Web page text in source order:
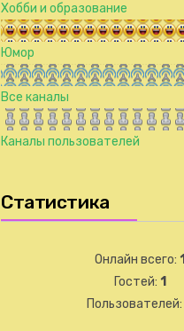
Хобби и образование
Юмор
Все каналы
Каналы пользователей
Статистика
Онлайн всего: 1
Гостей: 1
Пользователей: